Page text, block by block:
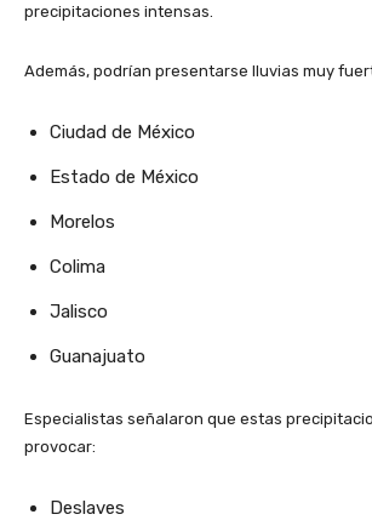
precipitaciones intensas.
Además, podrían presentarse lluvias muy
Ciudad de México
Estado de México
Morelos
Colima
Jalisco
Guanajuato
Especialistas señalaron que estas
provocar:
Deslaves